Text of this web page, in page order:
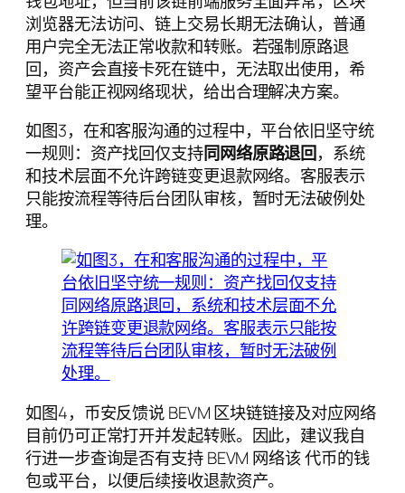
浏览器无法访问、链上交易长期无法确认，普通
用户完全无法正常收款和转账。若强制原路退
回，资产会直接卡死在链中，无法取出使用，希
望平台能正视网络现状，给出合理解决方案。
如图3，在和客服沟通的过程中，平台依旧坚守统
一规则：资产找回仅支持同网络原路退回，系统
和技术层面不允许跨链变更退款网络。客服表示
只能按流程等待后台团队审核，暂时无法破例处
理。
如图4，币安反馈说 BEVM 区块链链接及对应网络
目前仍可正常打开并发起转账。因此，建议我自
行进一步查询是否有支持 BEVM 网络该 代币的钱
包或平台，以便后续接收退款资产。